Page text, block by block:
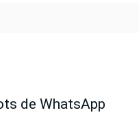
de WhatsApp